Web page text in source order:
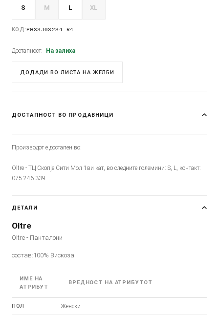
S M L XL
КОД: P033J032S4_R4
Достапност: На залиха
ДОДАДИ ВО ЛИСТА НА ЖЕЛБИ
ДОСТАПНОСТ ВО ПРОДАВНИЦИ
Производот е достапен во:
Oltre - ТЦ Скопје Сити Мол 1ви кат, во следните големини: S, L, контакт:
075 246 339
ДЕТАЛИ
Oltre
Oltre - Панталони
состав:100% Вискоза
ИМЕ НА
АТРИБУТ
ВРЕДНОСТ НА АТРИБУТОТ
ПОЛ Женски